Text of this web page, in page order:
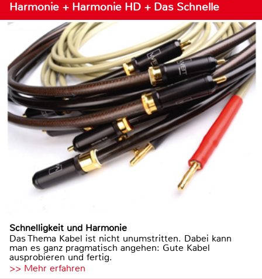
Harmonie + Harmonie HD + Das Schnelle
Schnelligkeit und Harmonie
Das Thema Kabel ist nicht unumstritten. Dabei kann
man es ganz pragmatisch angehen: Gute Kabel
ausprobieren und fertig.
>> Mehr erfahren